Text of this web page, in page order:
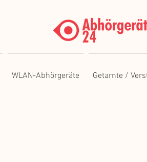
WLAN-Abhörgeräte Getarnte /